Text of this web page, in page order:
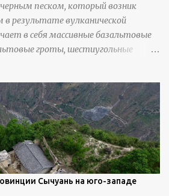
песком, который возник
результате вулканической
в себя массивные базальтовые
гроты, шестиугольные
Сычуань на юго-западе